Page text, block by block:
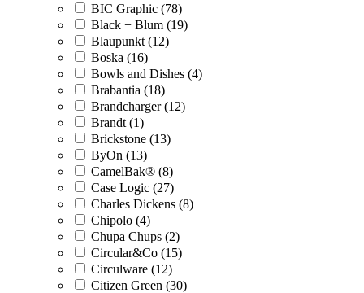
BIC Graphic (78)
Black + Blum (19)
Blaupunkt (12)
Boska (16)
Bowls and Dishes (4)
Brabantia (18)
Brandcharger (12)
Brandt (1)
Brickstone (13)
ByOn (13)
CamelBak® (8)
Case Logic (27)
Charles Dickens (8)
Chipolo (4)
Chupa Chups (2)
Circular&Co (15)
Circulware (12)
Citizen Green (30)